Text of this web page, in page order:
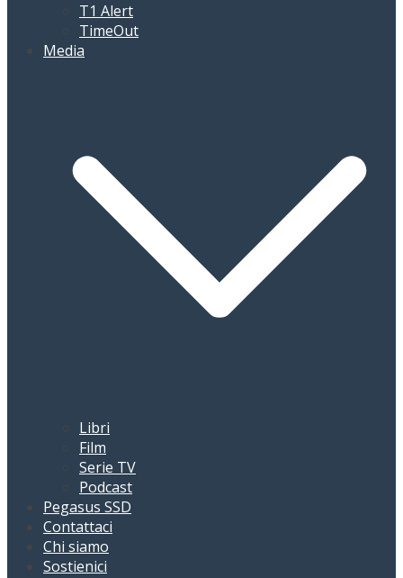
T1 Alert
TimeOut
Media
Libri
Film
Serie TV
Podcast
Pegasus SSD
Contattaci
Chi siamo
Sostienici